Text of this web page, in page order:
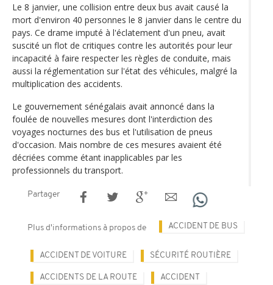
Le 8 janvier, une collision entre deux bus avait causé la
mort d'environ 40 personnes le 8 janvier dans le centre du
pays. Ce drame imputé à l'éclatement d'un pneu, avait
suscité un flot de critiques contre les autorités pour leur
incapacité à faire respecter les règles de conduite, mais
aussi la réglementation sur l'état des véhicules, malgré la
multiplication des accidents.
Le gouvernement sénégalais avait annoncé dans la
foulée de nouvelles mesures dont l'interdiction des
voyages nocturnes des bus et l'utilisation de pneus
d'occasion. Mais nombre de ces mesures avaient été
décriées comme étant inapplicables par les
professionnels du transport.
Partager
Plus d'informations à propos de ACCIDENT DE BUS
ACCIDENT DE VOITURE SÉCURITÉ ROUTIÈRE
ACCIDENTS DE LA ROUTE ACCIDENT